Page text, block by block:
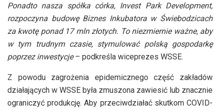
Ponadto nasza spółka córka, Invest Park Development,
rozpoczyna budowę Biznes Inkubatora w Świebodzicach
za kwotę ponad 17 mln złotych. To niezmiernie ważne, aby
w tym trudnym czasie, stymulować polską gospodarkę
poprzez inwestycje– podkreśla wiceprezes WSSE.
Z powodu zagrożenia epidemicznego część zakładów
działających w WSSE była zmuszona zawiesić lub znacznie
ograniczyć produkcję. Aby przeciwdziałać skutkom COVID-